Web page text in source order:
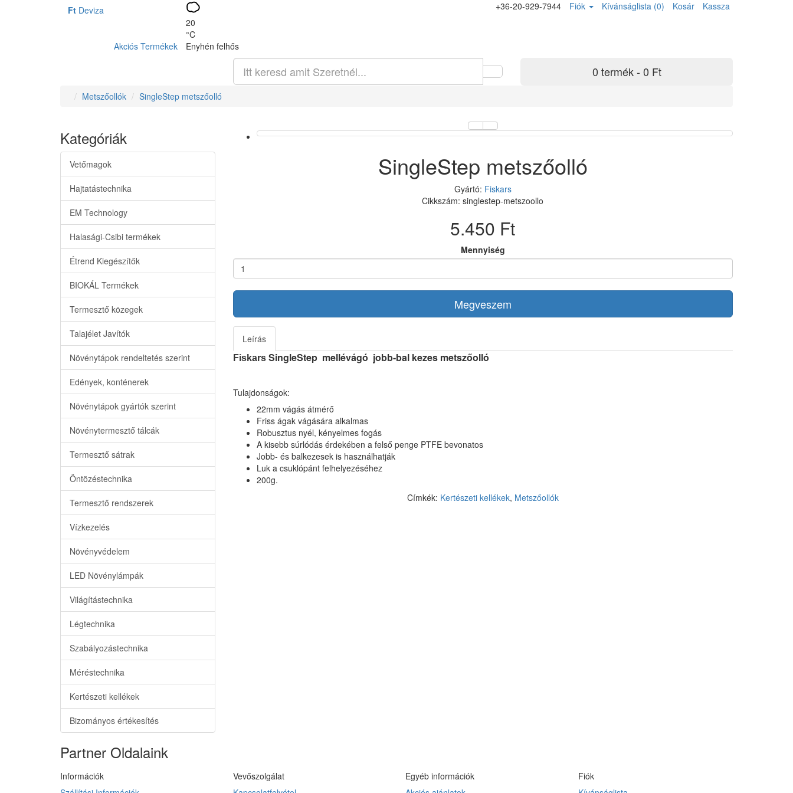
Ft Deviza
Akciós Termékek
20
°C
Enyhén felhős
+36-20-929-7944 Fiók Kívánságlista (0) Kosár Kassza
0 termék - 0 Ft
Metszőollók SingleStep metszőolló
Kategóriák
Vetőmagok
Hajtatástechnika
EM Technology
Halasági-Csibi termékek
Étrend Kiegészítők
BIOKÁL Termékek
Termesztő közegek
Talajélet Javítók
Növénytápok rendeltetés szerint
Edények, konténerek
Növénytápok gyártók szerint
Növénytermesztő tálcák
Termesztő sátrak
Öntözéstechnika
Termesztő rendszerek
Vízkezelés
Növényvédelem
LED Növénylámpák
Világítástechnika
Légtechnika
Szabályozástechnika
Méréstechnika
Kertészeti kellékek
Bizományos értékesítés
Partner Oldalaink
SingleStep metszőolló
Gyártó: Fiskars
Cikkszám: singlestep-metszoollo
5.450 Ft
Mennyiség
Megveszem
Leírás
Fiskars SingleStep mellévágó jobb-bal kezes metszőolló
Tulajdonságok:
22mm vágás átmérő
Friss ágak vágására alkalmas
Robusztus nyél, kényelmes fogás
A kisebb súrlódás érdekében a felső penge PTFE bevonatos
Jobb- és balkezesek is használhatják
Luk a csuklópánt felhelyezéséhez
200g.
Címkék: Kertészeti kellékek, Metszőollók
Információk
Vevőszolgálat
Egyéb információk
Fiók